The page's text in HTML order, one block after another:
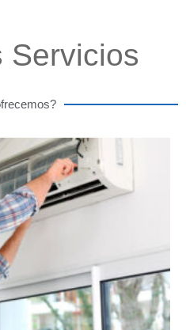
Servicios